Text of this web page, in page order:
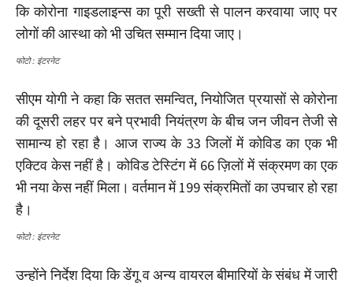
कि कोरोना गाइडलाइन्स का पूरी सख्ती से पालन करवाया जाए पर
लोगों की आस्था को भी उचित सम्मान दिया जाए।
फोटो : इंटरनेट
सीएम योगी ने कहा कि सतत समन्वित, नियोजित प्रयासों से कोरोना
की दूसरी लहर पर बने प्रभावी नियंत्रण के बीच जन जीवन तेजी से
सामान्य हो रहा है। आज राज्य के 33 जिलों में कोविड का एक भी
एक्टिव केस नहीं है। कोविड टेस्टिंग में 66 ज़िलों में संक्रमण का एक
भी नया केस नहीं मिला। वर्तमान में 199 संक्रमितों का उपचार हो रहा
है।
फोटो : इंटरनेट
उन्होंने निर्देश दिया कि डेंगू व अन्य वायरल बीमारियों के संबंध में जारी